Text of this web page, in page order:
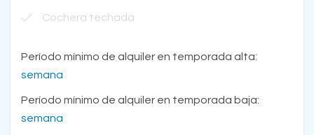
Cochera techada
Período mínimo de alquiler en temporada alta:
semana
Período mínimo de alquiler en temporada baja:
semana